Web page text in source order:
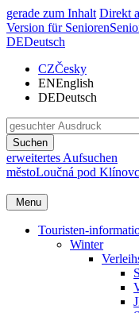
gerade zum Inhalt Direkt
Version für Senioren
DEDeutsch
CZČesky
ENEnglish
DEDeutsch
Suchen
erweitertes Aufsuchen
městoLoučná pod
Menu
Touristen-
Winter